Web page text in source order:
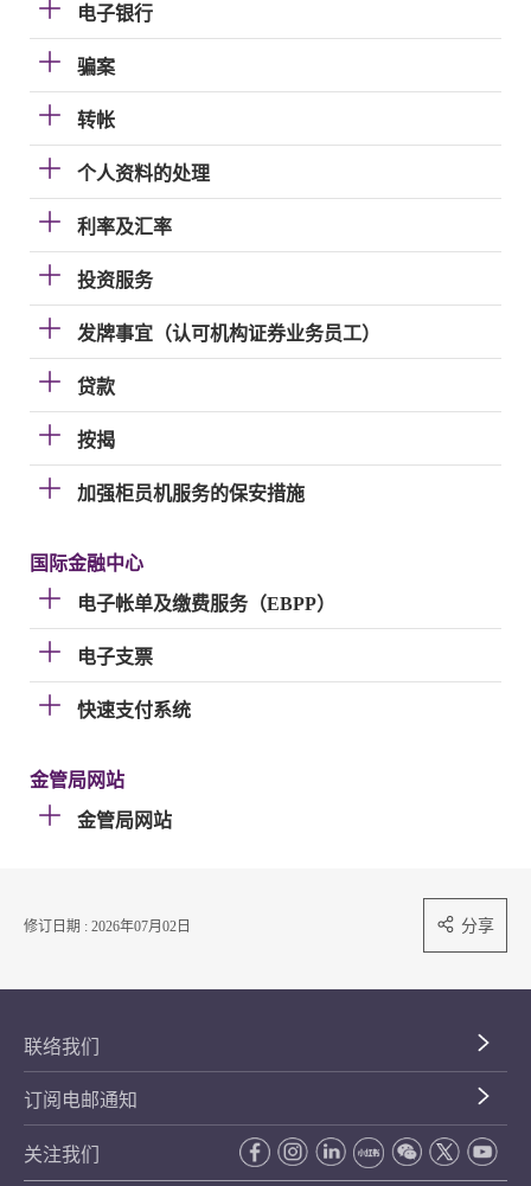
电子银行
骗案
转帐
个人资料的处理
利率及汇率
投资服务
发牌事宜（认可机构证券业务员工）
贷款
按揭
加强柜员机服务的保安措施
国际金融中心
电子帐单及缴费服务（EBPP）
电子支票
快速支付系统
金管局网站
金管局网站
修订日期 : 2026年07月02日 分享
联络我们
订阅电邮通知
关注我们